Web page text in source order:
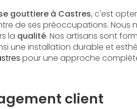
gouttiere à Castres, c'est
de ses préoccupations. Nous
la qualité. Nos artisans sont
une installation durable et
pour une approche
client